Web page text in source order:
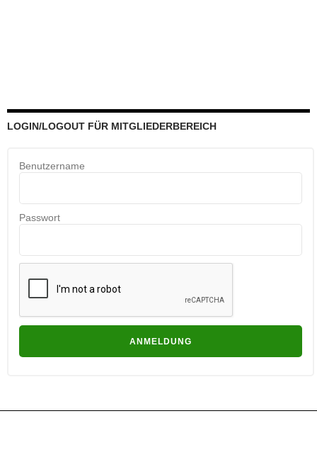
LOGIN/LOGOUT FÜR MITGLIEDERBEREICH
Benutzername
Passwort